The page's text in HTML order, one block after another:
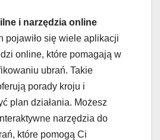
i narzędzia online
pojawiło się wiele aplikacji
online, które pomagają w
ubrań. Takie
porady kroju i
plan działania. Możesz
narzędzia do
które pomogą Ci